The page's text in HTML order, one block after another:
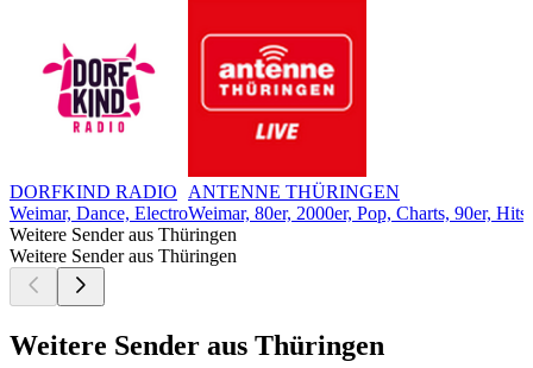
DORFKIND RADIO
Weimar, Dance, Electro
ANTENNE THÜRINGEN
Weimar, 80er, 2000er, Pop, Charts, 90er, Hits
Weitere Sender aus Thüringen
Weitere Sender aus Thüringen
Weitere Sender aus Thüringen